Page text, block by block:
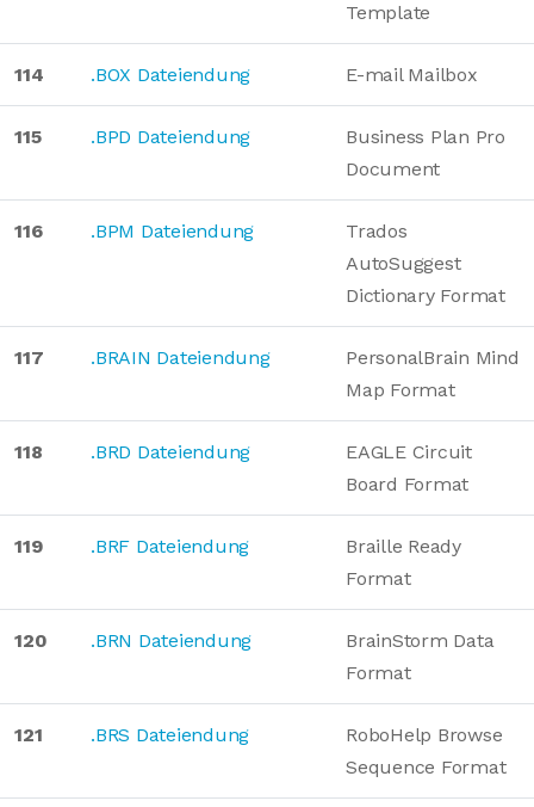
Template
114 .BOX Dateiendung E-mail Mailbox
115 .BPD Dateiendung
Business Plan Pro
Document
116 .BPM Dateiendung
Trados
AutoSuggest
Dictionary Format
117 .BRAIN Dateiendung
PersonalBrain Mind
Map Format
118 .BRD Dateiendung
EAGLE Circuit
Board Format
119 .BRF Dateiendung
Braille Ready
Format
120 .BRN Dateiendung
BrainStorm Data
Format
121 .BRS Dateiendung
RoboHelp Browse
Sequence Format